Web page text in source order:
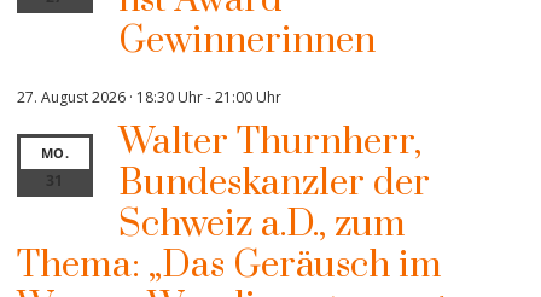
Gewinnerinnen
27. August 2026 · 18:30 Uhr-21:00 Uhr
MO.
31
Walter Thurnherr,
Bundeskanzler der
Schweiz a.D., zum
Thema: „Das Geräusch im